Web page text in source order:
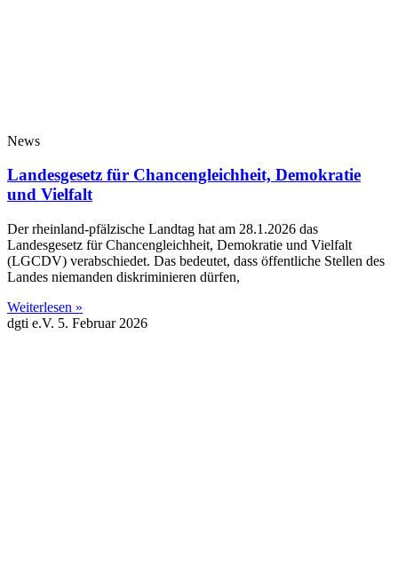
News
Landesgesetz für Chancengleichheit, Demokratie
und Vielfalt
Der rheinland-pfälzische Landtag hat am 28.1.2026 das
Landesgesetz für Chancengleichheit, Demokratie und Vielfalt
(LGCDV) verabschiedet. Das bedeutet, dass öffentliche Stellen des
Landes niemanden diskriminieren dürfen,
Weiterlesen »
dgti e.V. 5. Februar 2026